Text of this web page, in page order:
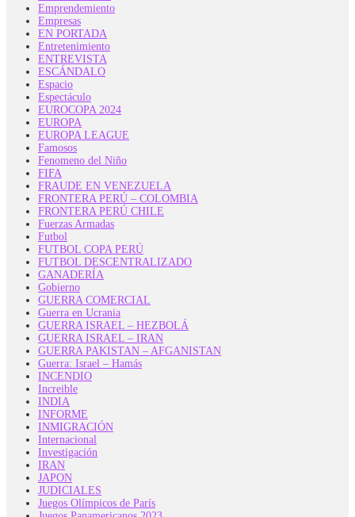
Emprendemiento
Empresas
EN PORTADA
Entretenimiento
ENTREVISTA
ESCÁNDALO
Espacio
Espectáculo
EUROCOPA 2024
EUROPA
EUROPA LEAGUE
Famosos
Fenomeno del Niño
FIFA
FRAUDE EN VENEZUELA
FRONTERA PERÚ – COLOMBIA
FRONTERA PERÚ CHILE
Fuerzas Armadas
Futbol
FUTBOL COPA PERÚ
FUTBOL DESCENTRALIZADO
GANADERÍA
Gobierno
GUERRA COMERCIAL
Guerra en Ucrania
GUERRA ISRAEL – HEZBOLÁ
GUERRA ISRAEL – IRAN
GUERRA PAKISTAN – AFGANISTAN
Guerra: Israel – Hamás
INCENDIO
Increible
INDIA
INFORME
INMIGRACIÓN
Internacional
Investigación
IRAN
JAPON
JUDICIALES
Juegos Olímpicos de París